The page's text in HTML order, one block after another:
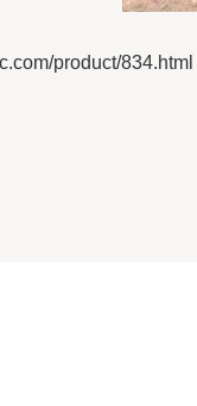
product/834.html